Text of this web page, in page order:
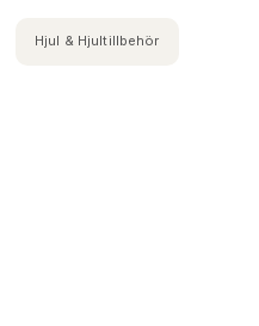
Hjul & Hjultillbehör